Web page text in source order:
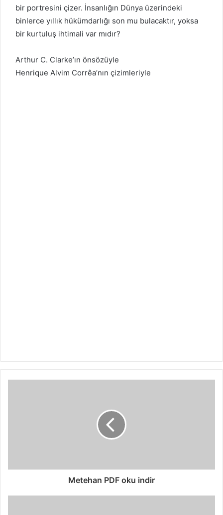
bir portresini çizer. İnsanlığın Dünya üzerindeki
binlerce yıllık hükümdarlığı son mu bulacaktır, yoksa
bir kurtuluş ihtimali var mıdır?
Arthur C. Clarke’ın önsözüyle
Henrique Alvim Corrêa’nın çizimleriyle
Metehan PDF oku indir